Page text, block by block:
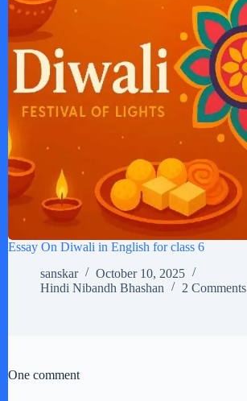
Essay On Diwali in English for class 6
sanskar
October 10, 2025
Hindi Nibandh Bhashan
2 Comments
One comment